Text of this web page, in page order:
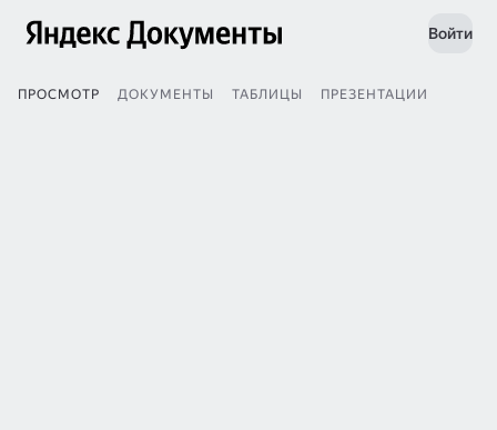
Войти
ПРОСМОТР ДОКУМЕНТЫ ТАБЛИЦЫ ПРЕЗЕНТАЦИИ